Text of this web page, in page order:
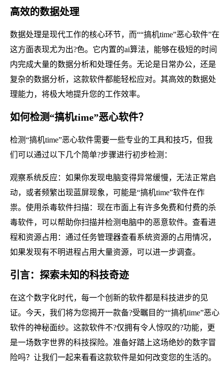
高效的数据处理
数据处理是现代工作的核心环节，而““搞机time”恶心软件”在
这方面表现尤为出?色。它内置的ai算法，能够在极短的时间
内完成大量的数据分析和处理任务。无论是日常办公，还是
复杂的数据分析，这款软件都能轻松应对。其高效的数据处
理能力，将极大地提升您的工作效率。
如何检测“搞机time”恶心软件？
检测“搞机time”恶心软件需要一些专业的工具和技巧，但我
们可以通过以下几个简单?步骤进行初步检测：
观察系统反应：如果你发现电脑变得异常缓慢，无法正常启
动，或者频繁出现蓝屏现象，可能是“搞机time”软件在作
祟。使用杀毒软件扫描：现在市面上有许多免费和付费的杀
毒软件，可以帮助你扫描并检测电脑中的恶意软件。查看进
程和资源占用：通过任务管理器查看系统资源的占用情况，
如果发现有不明进程占用大量资源，可以进一步调查。
引言：探索未知的科技奇迹
在这个数字化时代，每一个创新的软件都是科技进步的见
证。今天，我们将为您揭开一款备?受瞩目的““搞机time”恶心
软件的神秘面纱。这款软件不?仅拥有令人惊叹的?功能，更
是一场数字世界的科技探险。准备好踏上这场绝妙的数字冒
险吗？让我们一起来看看这款软件是如何改变您的生活的。